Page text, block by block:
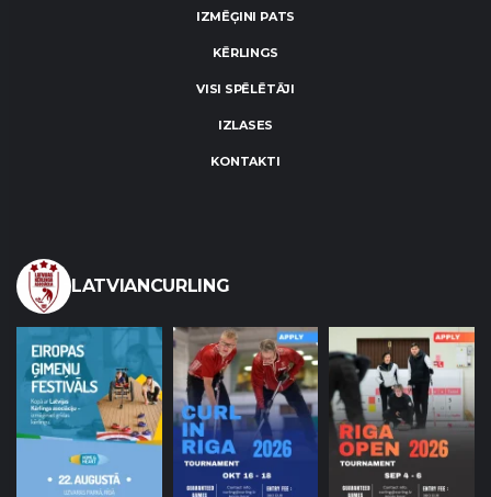
IZMĒĢINI PATS
KĒRLINGS
VISI SPĒLĒTĀJI
IZLASES
KONTAKTI
LATVIANCURLING